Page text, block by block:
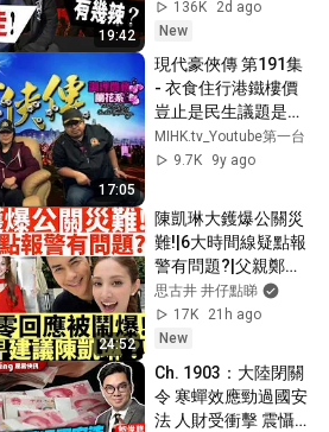
19:42
境，護照簽證都未必
有用？
136K
2d ago
New
17:05
現代豪俠傳 第191集
- 衣食住行港鐵樓價
豈止是民生議題是？
寄語“我不理政治”的
香港人：香港的怨氣
20170323b
MIHK.tv_Youtube第一台
9.7K
9y ago
24:52
陳凱琳大鑊爆公關災
難!|6大時間線疑點報
警有問題?|父親鄭嘉
穎零回應被鬧爆!|大
公報出聲畀建議陳凱
琳?!|井仔點睇 #何伯
病逝 #何伯肝癌 #何
太何伯 #何伯何太 #
何伯驚傳因肝癌離世
思古井 井仔點睇
17K
21h ago
New
Ch. 1903：大陸閉關
令 寒蟬效應勁過國安
法 人財受衝擊 震懾